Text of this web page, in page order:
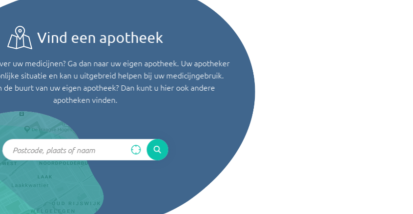
Vind een apotheek
uw medicijnen? Ga dan naar uw eigen apotheek. Uw apotheker
situatie en kan u uitgebreid helpen bij uw medicijngebruik.
de buurt van uw eigen apotheek? Dan kunt u hier ook andere
apotheken vinden.